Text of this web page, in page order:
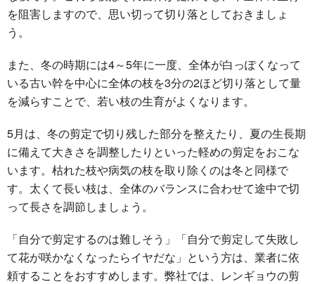
を阻害しますので、思い切って切り落としておきましょ
う。
また、冬の時期には4～5年に一度、全体が白っぽくなって
いる古い幹を中心に全体の枝を3分の2ほど切り落として量
を減らすことで、若い枝の生育がよくなります。
5月は、冬の剪定で切り残した部分を整えたり、夏の生長期
に備えて大きさを調整したりといった軽めの剪定をおこな
います。枯れた枝や病気の枝を取り除くのは冬と同様で
す。太くて長い枝は、全体のバランスに合わせて途中で切
って長さを調節しましょう。
「自分で剪定するのは難しそう」「自分で剪定して失敗し
て花が咲かなくなったらイヤだな」という方は、業者に依
頼することをおすすめします。弊社では、レンギョウの剪